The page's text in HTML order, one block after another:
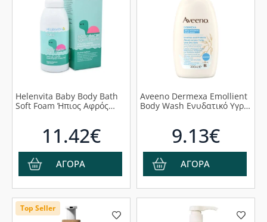
Helenvita Baby Βody Bath
Soft Foam Ήπιος Αφρός
11.42€
ΑΓΟΡΑ
Aveeno Dermexa Emollient
Body Wash Ενυδατικό Υγρό
9.13€
ΑΓΟΡΑ
Top Seller